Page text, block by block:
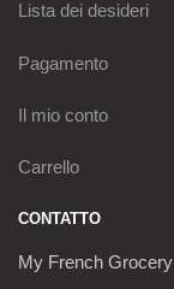
Lista dei desideri
Pagamento
Il mio conto
Carrello
CONTATTO
My French Grocery